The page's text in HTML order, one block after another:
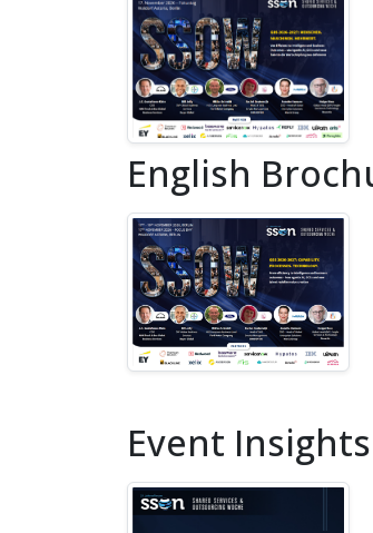
English
Event Insights